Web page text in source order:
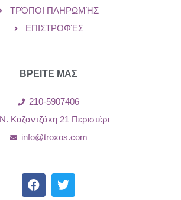
ΤΡΌΠΟΙ ΠΛΗΡΩΜΉΣ
ΕΠΙΣΤΡΟΦΈΣ
ΒΡΕΙΤΕ ΜΑΣ
210-5907406
Ν. Καζαντζάκη 21 Περιστέρι
info@troxos.com